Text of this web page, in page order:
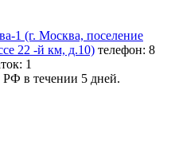
1 (г. Москва, поселение
22 -й км, д.10) телефон: 8
1
в течении 5 дней.